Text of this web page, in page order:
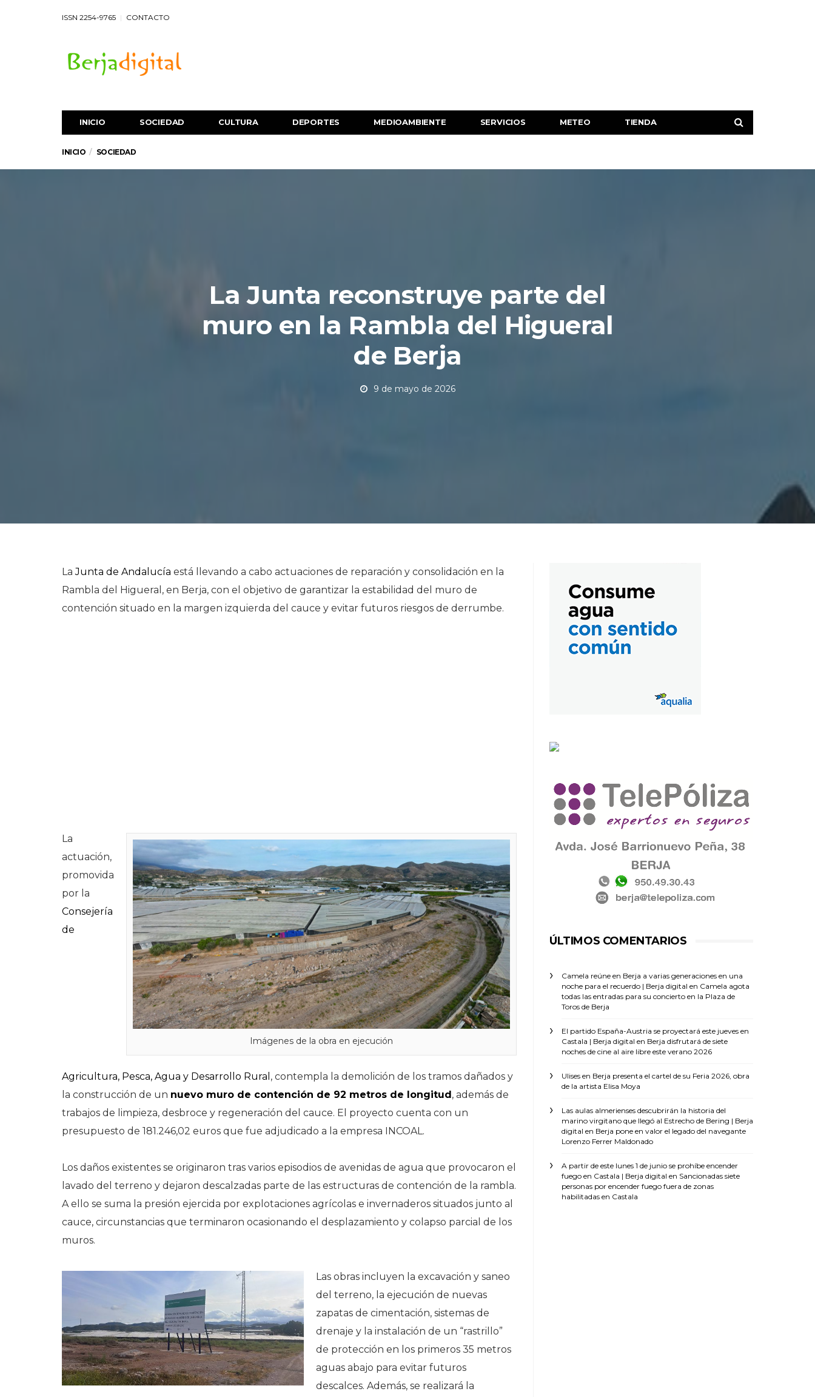
ISSN 2254-9765 CONTACTO
INICIO SOCIEDAD CULTURA DEPORTES MEDIOAMBIENTE SERVICIOS METEO TIENDA
INICIO SOCIEDAD
La Junta reconstruye parte del
muro en la Rambla del Higueral
de Berja
9 de mayo de 2026
LaJunta de Andalucía está llevando a cabo actuaciones de reparación y consolidación en la
Rambla del Higueral, en Berja, con el objetivo de garantizar la estabilidad del muro de
contención situado en la margen izquierda del cauce y evitar futuros riesgos de derrumbe.
Imágenes de la obra en ejecución
La
actuación,
promovida
por la
Consejería
de
Agricultura, Pesca, Agua y Desarrollo Rural , contempla la demolición de los tramos dañados y
la construcción de un nuevo muro de contención de 92 metros de longitud, además de
trabajos de limpieza, desbroce y regeneración del cauce. El proyecto cuenta con un
presupuesto de 181.246,02 euros que fue adjudicado a la empresa INCOAL.
Los daños existentes se originaron tras varios episodios de avenidas de agua que provocaron el
lavado del terreno y dejaron descalzadas parte de las estructuras de contención de la rambla.
A ello se suma la presión ejercida por explotaciones agrícolas e invernaderos situados junto al
cauce, circunstancias que terminaron ocasionando el desplazamiento y colapso parcial de los
muros.
Las obras incluyen la excavación y saneo
del terreno, la ejecución de nuevas
zapatas de cimentación, sistemas de
drenaje y la instalación de un “rastrillo”
de protección en los primeros 35 metros
aguas abajo para evitar futuros
descalces. Además, se realizará la
ÚLTIMOS COMENTARIOS
Camela reúne en Berja a varias generaciones en una
noche para el recuerdo | Berja digital en Camela agota
todas las entradas para su concierto en la Plaza de
Toros de Berja
El partido España-Austria se proyectará este jueves en
Castala | Berja digital en Berja disfrutará de siete
noches de cine al aire libre este verano 2026
Ulises en Berja presenta el cartel de su Feria 2026, obra
de la artista Elisa Moya
Las aulas almerienses descubrirán la historia del
marino virgitano que llegó al Estrecho de Bering | Berja
digital en Berja pone en valor el legado del navegante
Lorenzo Ferrer Maldonado
A partir de este lunes 1 de junio se prohíbe encender
fuego en Castala | Berja digital en Sancionadas siete
personas por encender fuego fuera de zonas
habilitadas en Castala